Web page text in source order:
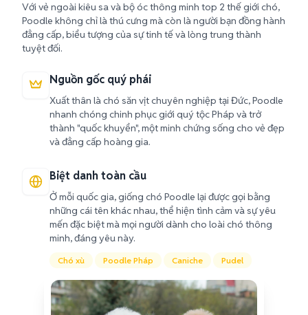
Với vẻ ngoài kiêu sa và bộ óc thông minh top 2 thế giới chó,
Poodle không chỉ là thú cưng mà còn là người bạn đồng hành
đẳng cấp, biểu tượng của sự tinh tế và lòng trung thành
tuyệt đối.
Nguồn gốc quý phái
Xuất thân là chó săn vịt chuyên nghiệp tại Đức, Poodle
nhanh chóng chinh phục giới quý tộc Pháp và trở
thành "quốc khuyển", một minh chứng sống cho vẻ đẹp
và đẳng cấp hoàng gia.
Biệt danh toàn cầu
Ở mỗi quốc gia, giống chó Poodle lại được gọi bằng
những cái tên khác nhau, thể hiện tình cảm và sự yêu
mến đặc biệt mà mọi người dành cho loài chó thông
minh, đáng yêu này.
Chó xù Poodle Pháp Caniche Pudel